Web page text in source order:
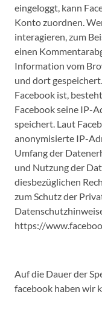
eingeloggt, kann
Konto zuordnen.
interagieren, zum
einen
Information vom
und dort
Facebook ist,
Facebook seine IP-
speichert. Laut
anonymisierte IP-
Umfang der
und Nutzung der
diesbezüglichen
zum Schutz der
https://
Auf die Dauer der
facebook haben wir